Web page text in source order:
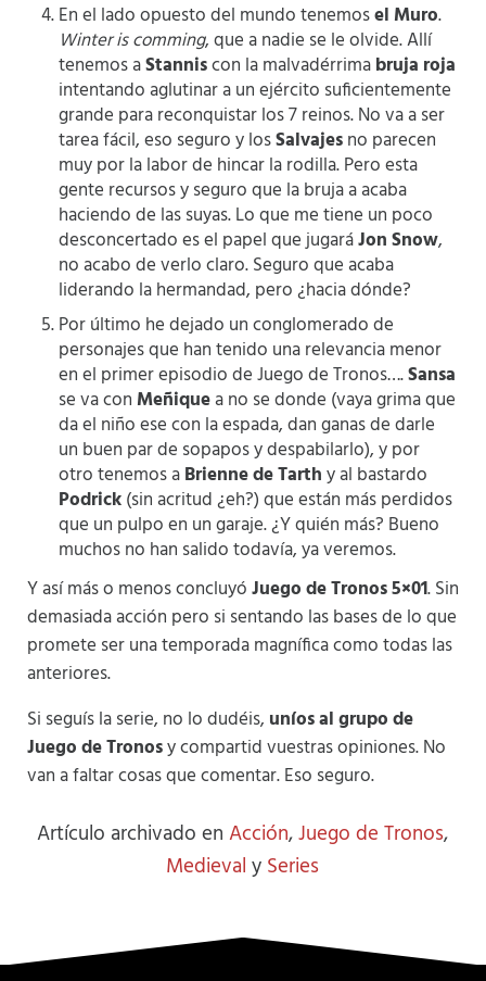
En el lado opuesto del mundo tenemosel Muro.
Winter is comming, que a nadie se le olvide. Allí
tenemos aStanniscon la malvadérrimabruja roja
intentando aglutinar a un ejército suficientemente
grande para reconquistar los 7 reinos. No va a ser
tarea fácil, eso seguro y losSalvajesno parecen
muy por la labor de hincar la rodilla. Pero esta
gente recursos y seguro que la bruja a acaba
haciendo de las suyas. Lo que me tiene un poco
desconcertado es el papel que jugaráJon Snow,
no acabo de verlo claro. Seguro que acaba
liderando la hermandad, pero ¿hacia dónde?
Por último he dejado un conglomerado de
personajes que han tenido una relevancia menor
en el primer episodio de Juego de Tronos….Sansa
se va con Meñiquea no se donde (vaya grima que
da el niño ese con la espada, dan ganas de darle
un buen par de sopapos y despabilarlo), y por
otro tenemos aBrienne de Tarthy al bastardo
Podrick(sin acritud ¿eh?) que están más perdidos
que un pulpo en un garaje. ¿Y quién más? Bueno
muchos no han salido todavía, ya veremos.
Y así más o menos concluyóJuego de Tronos 5×01. Sin
demasiada acción pero si sentando las bases de lo que
promete ser una temporada magnífica como todas las
anteriores.
Si seguís la serie, no lo dudéis, uníos al grupo de
Juego de Tronosy compartid vuestras opiniones. No
van a faltar cosas que comentar. Eso seguro.
Artículo archivado enAcción,Juego de Tronos,
Medieval y Series